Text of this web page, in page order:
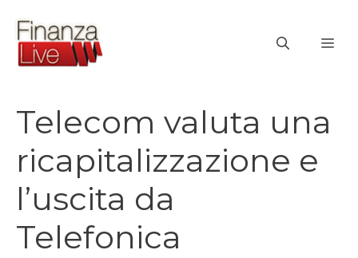
contenuto
Telecom valuta una
ricapitalizzazione e
l’uscita da
Telefonica